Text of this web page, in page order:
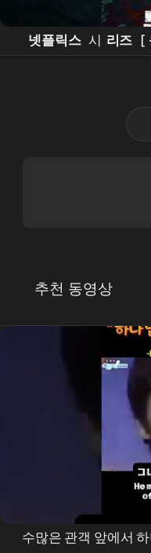
넷플릭스 시 리즈 [
남주혁 Nam
추천 동영상
수많은 관객 앞에서